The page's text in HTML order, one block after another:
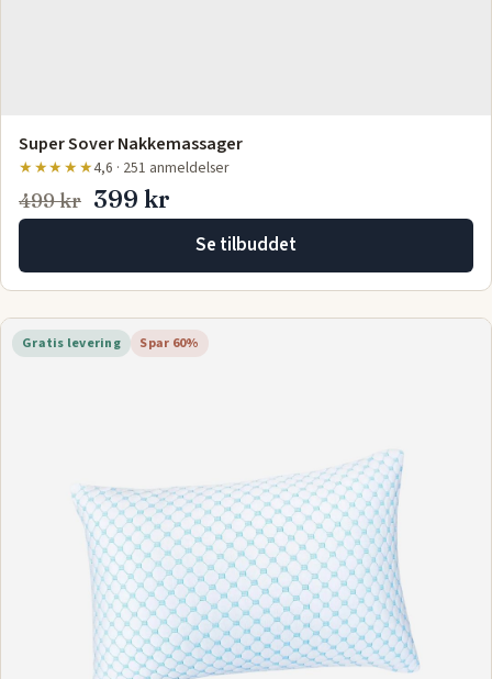
Super Sover Nakkemassager
★★★★★4,6 · 251 anmeldelser
499 kr 399 kr
Se tilbuddet
Gratis levering Spar 60%